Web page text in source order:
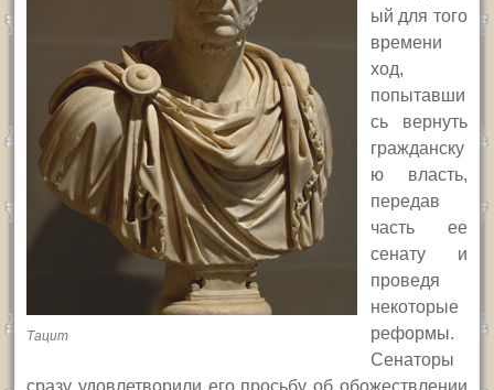
Тацит
ый для того
времени
ход,
попытавши
сь вернуть
гражданску
ю власть,
передав
часть ее
сенату и
проведя
некоторые
реформы.
Сенаторы
сразу удовлетворили его просьбу об обожествлении